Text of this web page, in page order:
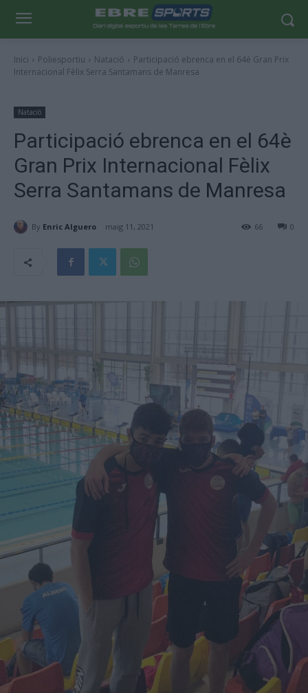
Inici Poliesportiu Natació
Participació ebrenca en el 64è Gran Prix
Internacional Fèlix Serra Santamans de Manresa
Natació
Participació ebrenca en el 64è
Gran Prix Internacional Fèlix
Serra Santamans de Manresa
By Enric Alguero maig 11, 2021 0
66